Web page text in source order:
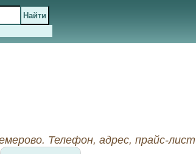
Телефон, адрес, прайс-лист